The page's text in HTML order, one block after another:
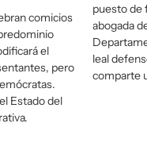
comicios
el
pero
Estado del
puesto de
abogada
leal
comparte